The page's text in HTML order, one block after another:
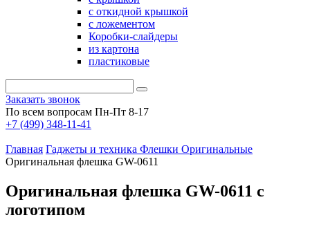
с откидной крышкой
с ложементом
Коробки-слайдеры
из картона
пластиковые
Заказать звонок
По всем вопросам Пн-Пт 8-17
+7 (499) 348-11-41
Главная Гаджеты и техника Флешки Оригинальные
Оригинальная флешка GW-0611
Оригинальная флешка GW-0611 с
логотипом